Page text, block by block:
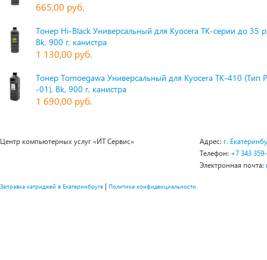
665,00 руб.
Тонер Hi-Black Универсальный для Kyocera TK-серии до 35
Bk, 900 г, канистра
1 130,00 руб.
Тонер Tomoegawa Универсальный для Kyocera TK-410 (Тип
-01), Bk, 900 г, канистра
1 690,00 руб.
Центр компьютерных услуг «ИТ Сервис» Адрес: г.
Телефон: +7 343
Электронная почта:
Заправка катриджей в Екатеринбруге | Политика конфиденциальности